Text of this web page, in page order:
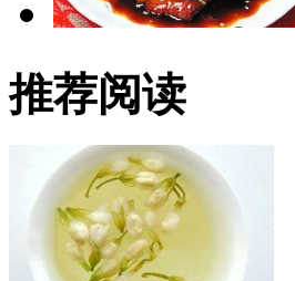
推荐阅读